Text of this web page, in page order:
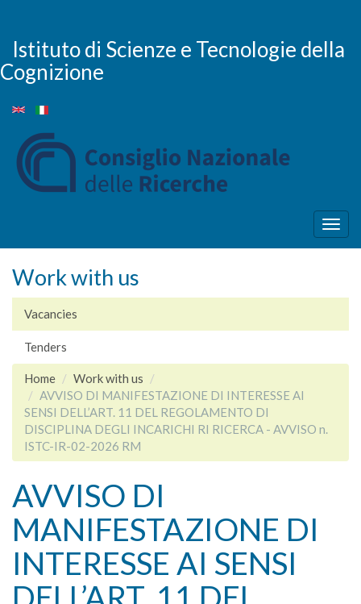
main
content
Istituto di Scienze e Tecnologie della
Cognizione
Work with us
Vacancies
Tenders
Home
Work with us
AVVISO DI MANIFESTAZIONE DI INTERESSE AI
SENSI DELL’ART. 11 DEL REGOLAMENTO DI
DISCIPLINA DEGLI INCARICHI RI RICERCA - AVVISO n.
ISTC-IR-02-2026 RM
AVVISO DI
MANIFESTAZIONE DI
INTERESSE AI SENSI
DELL’ART. 11 DEL